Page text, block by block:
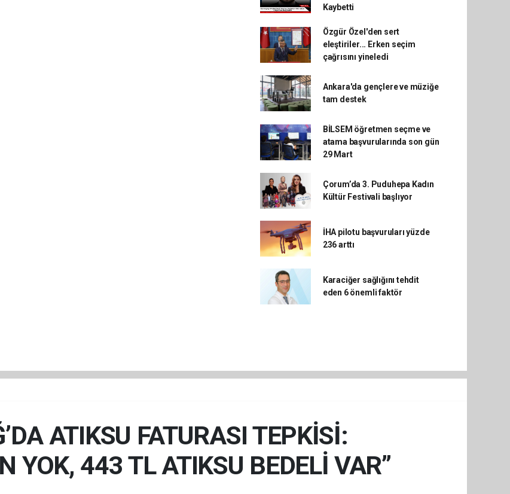
Kaybetti
Özgür Özel'den sert
eleştiriler... Erken seçim
çağrısını yineledi
Ankara'da gençlere ve müziğe
tam destek
BİLSEM öğretmen seçme ve
atama başvurularında son gün
29 Mart
Çorum’da 3. Puduhepa Kadın
Kültür Festivali başlıyor
İHA pilotu başvuruları yüzde
236 arttı
Karaciğer sağlığını tehdit
eden 6 önemli faktör
ATIKSU FATURASI TEPKİSİ:
YOK, 443 TL ATIKSU BEDELİ VAR”